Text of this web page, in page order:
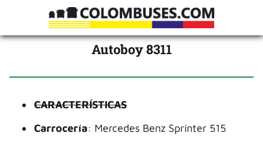
Autoboy 8311
CARACTERÍSTICAS
Carrocería: Mercedes Benz Sprinter 515